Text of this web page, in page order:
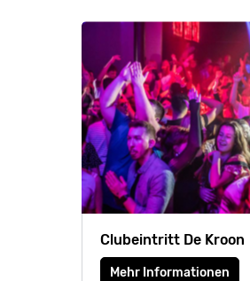
Clubeintritt De Kroon
Mehr Informationen